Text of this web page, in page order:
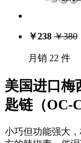
￥238 ￥380
月销 22 件
美国进口梅
匙链（OC-
小巧但功能强大